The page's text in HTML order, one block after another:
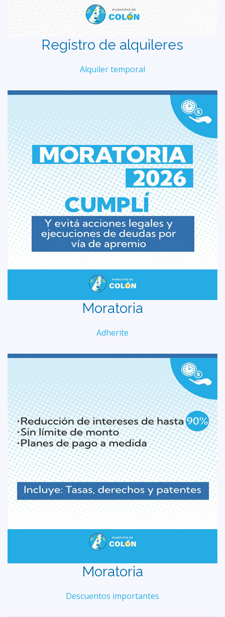
Registro de alquileres
Alquiler temporal
Moratoria
Adherite
Moratoria
Descuentos importantes